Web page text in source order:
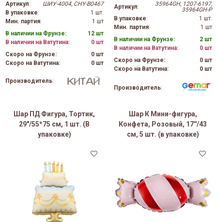
Артикул:
ШИУ-4004, CHY-B0467
В упаковке:
1 шт.
Мин. партия:
1 шт
В наличии на Фрунзе:
12 шт
В наличии на Ватутина:
0 шт
Скоро на Фрунзе:
0 шт
Скоро на Ватутина:
0 шт
Производитель:
Артикул:
35964GH, 1207-6197,
35964GH-P
В упаковке:
1 шт.
Мин. партия:
1 шт
В наличии на Фрунзе:
2 шт
В наличии на Ватутина:
0 шт
Скоро на Фрунзе:
0 шт
Скоро на Ватутина:
0 шт
Производитель:
Шар ПД Фигура, Тортик,
29"/55*75 см, 1 шт. (В
упаковке)
Шар К Мини-фигура,
Конфета, Розовый, 17''/43
см, 5 шт. (в упаковке)